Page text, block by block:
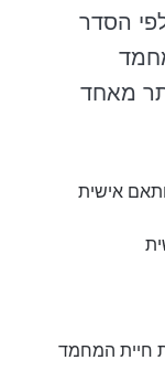
הסדר
מאחד
אישית
חיית המחמד